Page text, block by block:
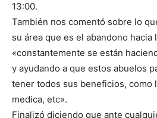
13:00.
También nos comentó sobre lo
su área que es el abandono hacia
«constantemente se están
y ayudando a que estos abuelos
tener todos sus beneficios, como
medica, etc».
Finalizó diciendo que ante